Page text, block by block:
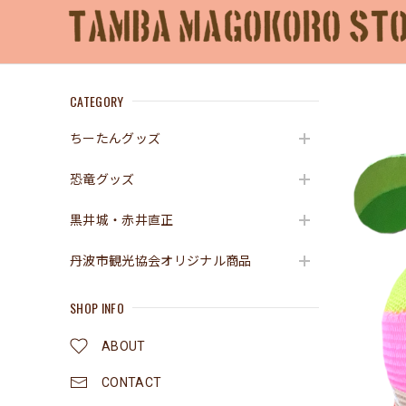
CATEGORY
ちーたんグッズ
恐竜グッズ
黒井城・赤井直正
丹波市観光協会オリジナル商品
SHOP INFO
ABOUT
CONTACT